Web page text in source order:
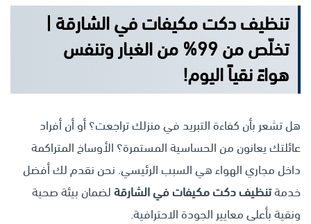
تنظيف دكت مكيفات في الشارقة |
تخلّص من 99% من الغبار وتنفس
هواءً نقياً اليوم!
هل تشعر بأن كفاءة التبريد في منزلك تراجعت؟ أو أن أفراد
عائلتك يعانون من الحساسية المستمرة؟ الأوساخ المتراكمة
داخل مجاري الهواء هي السبب الرئيسي. نحن نقدم لك أفضل
خدمةتنظيف دكت مكيفات في الشارقةلضمان بيئة صحية
ونقية بأعلى معايير الجودة الاحترافية.